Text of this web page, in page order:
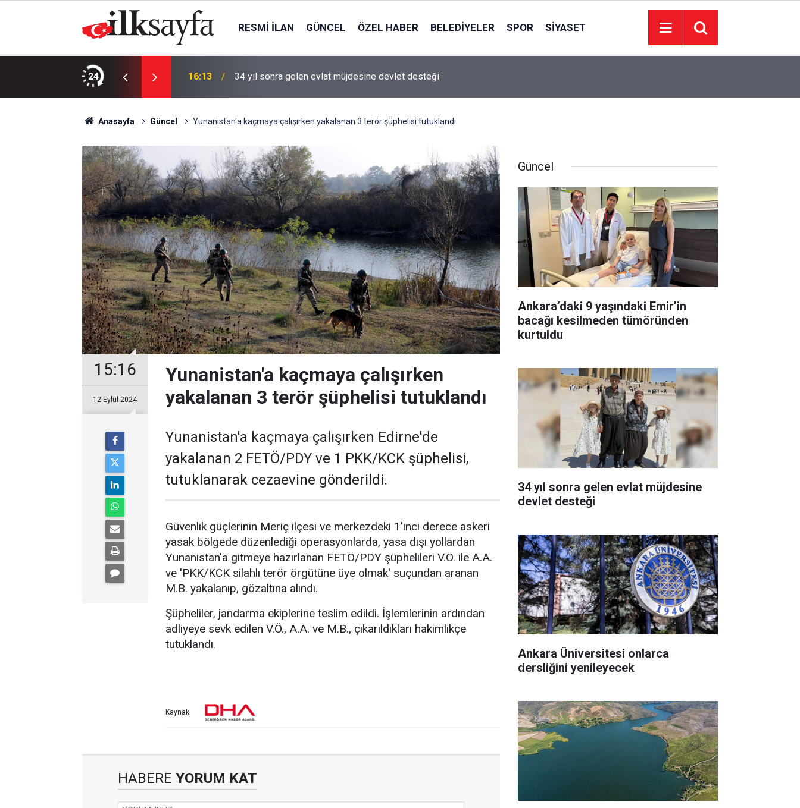
RESMI İLAN GÜNCEL ÖZEL HABER BELEDIYELER SPOR SIYASET
24
kesilmeden tümöründen kurtuldu 16:13 34 yıl sonra gelen evlat müjdesine devlet desteği
Anasayfa Güncel Yunanistan'a kaçmaya çalışırken yakalanan 3 terör şüphelisi tutuklandı
15:16
12 Eylül 2024
Yunanistan'a kaçmaya çalışırken
yakalanan 3 terör şüphelisi tutuklandı
Yunanistan'a kaçmaya çalışırken Edirne'de
yakalanan 2 FETÖ/PDY ve 1 PKK/KCK şüphelisi,
tutuklanarak cezaevine gönderildi.
Güvenlik güçlerinin Meriç ilçesi ve merkezdeki 1'inci derece askeri
yasak bölgede düzenlediği operasyonlarda, yasa dışı yollardan
Yunanistan'a gitmeye hazırlanan FETÖ/PDY şüphelileri V.Ö. ile A.A.
ve 'PKK/KCK silahlı terör örgütüne üye olmak' suçundan aranan
M.B. yakalanıp, gözaltına alındı.
Şüpheliler, jandarma ekiplerine teslim edildi. İşlemlerinin ardından
adliyeye sevk edilen V.Ö., A.A. ve M.B., çıkarıldıkları hakimlikçe
tutuklandı.
Kaynak:
HABERE YORUM KAT
Güncel
Ankara’daki 9 yaşındaki Emir’in
bacağı kesilmeden tümöründen
kurtuldu
34 yıl sonra gelen evlat müjdesine
devlet desteği
Ankara Üniversitesi onlarca
dersliğini yenileyecek